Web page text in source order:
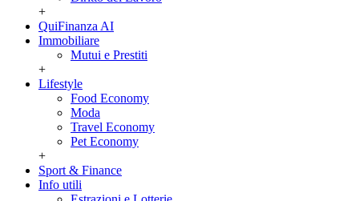
+
QuiFinanza AI
Immobiliare
Mutui e Prestiti
+
Lifestyle
Food Economy
Moda
Travel Economy
Pet Economy
+
Sport & Finance
Info utili